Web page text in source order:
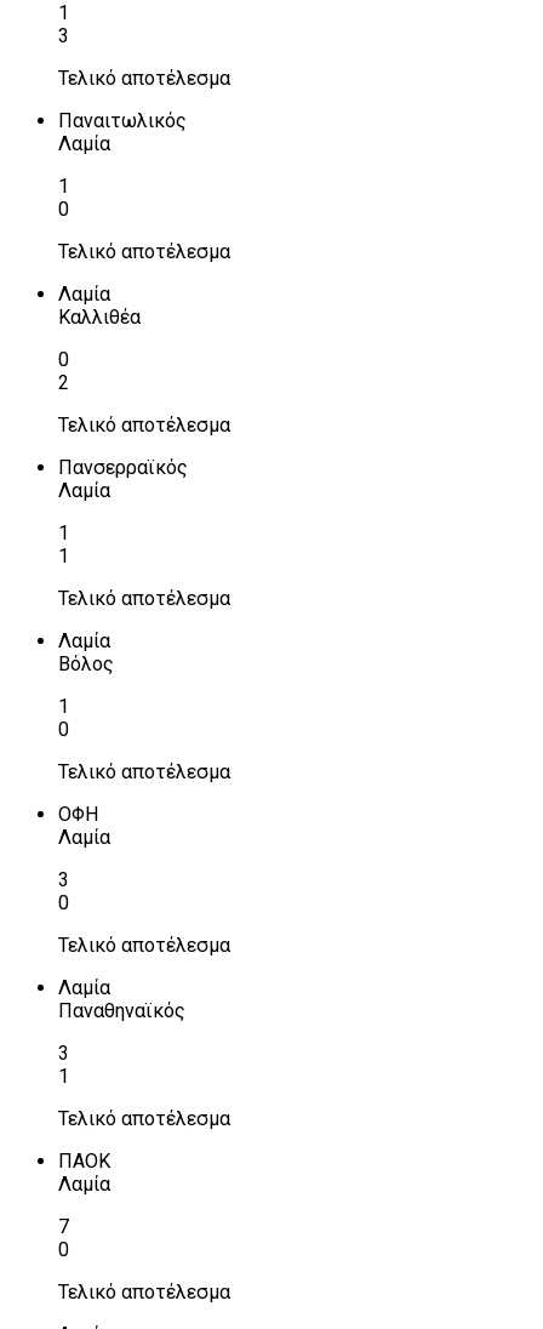
1
3
Τελικό αποτέλεσμα
Παναιτωλικός
Λαμία
1
0
Τελικό αποτέλεσμα
Λαμία
Καλλιθέα
0
2
Τελικό αποτέλεσμα
Πανσερραϊκός
Λαμία
1
1
Τελικό αποτέλεσμα
Λαμία
Βόλος
1
0
Τελικό αποτέλεσμα
ΟΦΗ
Λαμία
3
0
Τελικό αποτέλεσμα
Λαμία
Παναθηναϊκός
3
1
Τελικό αποτέλεσμα
ΠΑΟΚ
Λαμία
7
0
Τελικό αποτέλεσμα